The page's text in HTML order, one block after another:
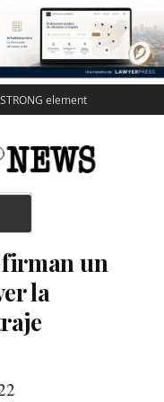
STRONG element
firman un
la